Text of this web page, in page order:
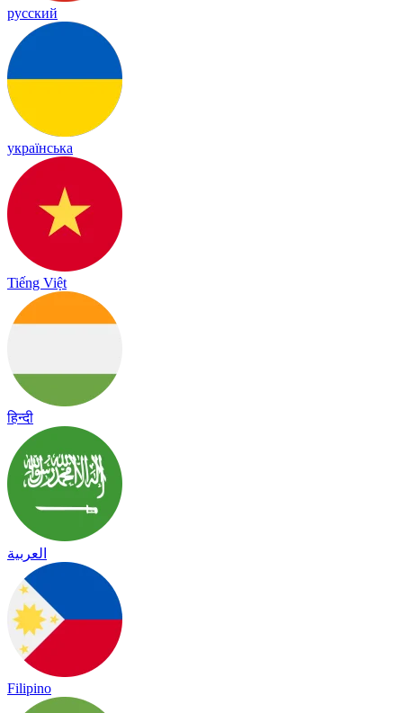
русский
українська
Tiếng Việt
हिन्दी
العربية
Filipino